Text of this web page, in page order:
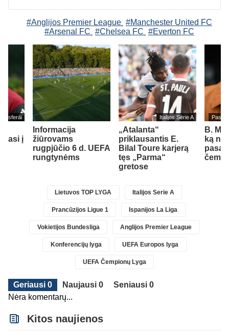
#Anglijos Premier League #Manchester United FC
#Arsenal FC #Chelsea FC #Everton FC
į
Informacija
žiūrovams
rugpjūčio 6 d. UEFA
rungtynėms
Italijos Serie A
„Atalanta“
priklausantis E.
Bilal Toure karjerą
tęs „Parma“
gretose
B.
ką
Lietuvos TOP LYGA Italijos Serie A
Prancūzijos Ligue 1 Ispanijos La Liga
Vokietijos Bundesliga Anglijos Premier League
Konferencijų lyga UEFA Europos lyga
UEFA Čempionų Lyga
Geriausi 0 Naujausi 0
Seniausi 0
Nėra komentarų...
Kitos naujienos